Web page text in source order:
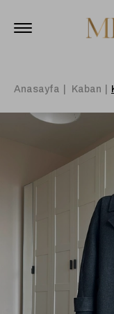
Anasayfa Kaban